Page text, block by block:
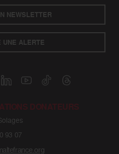
NEWSLETTER
UNE ALERTE
DONATEURS
93 07